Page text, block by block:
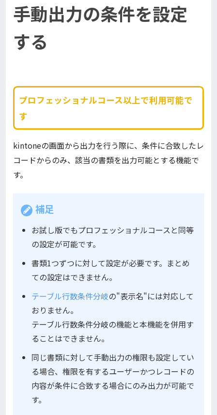
手動出力の条件を設定
する
プロフェッショナルコース以上で利用可能で
す
kintoneの画面から出力を行う際に、条件に合致したレ
コードからのみ、該当の書類を出力可能とする機能で
す。
補足
お試し版でもプロフェッショナルコースと同等
の設定が可能です。
書類1つずつに対して設定が必要です。まとめ
ての設定はできません。
テーブル行数条件分岐の"表示名"には対応して
おりません。
テーブル行数条件分岐の機能と本機能を併用す
ることはできません。
同じ書類に対して手動出力の権限も設定してい
る場合、権限を有するユーザーかつレコードの
内容が条件に合致する場合にのみ出力が可能で
す。